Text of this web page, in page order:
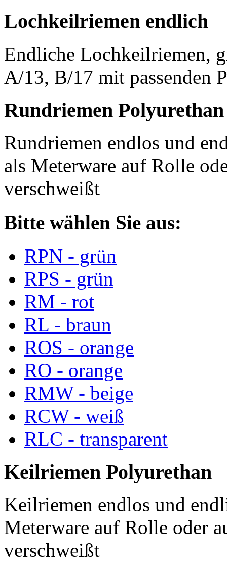
Lochkeilriemen endlich
Endliche Lochkeilriemen,
A/13, B/17 mit passenden
Rundriemen Polyurethan
Rundriemen endlos und
als Meterware auf Rolle
verschweißt
Bitte wählen Sie aus:
RPN - grün
RPS - grün
RM - rot
RL - braun
ROS - orange
RO - orange
RMW - beige
RCW - weiß
RLC - transparent
Keilriemen Polyurethan
Keilriemen endlos und
Meterware auf Rolle oder
verschweißt